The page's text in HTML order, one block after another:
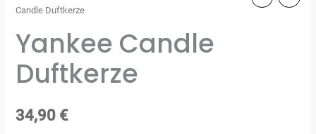
Candle Duftkerze
Yankee Candle
Duftkerze
34,90 €